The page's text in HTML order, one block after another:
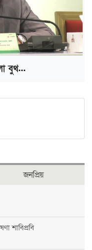
বুথ...
জনপ্রিয়
শাবিপ্রবি